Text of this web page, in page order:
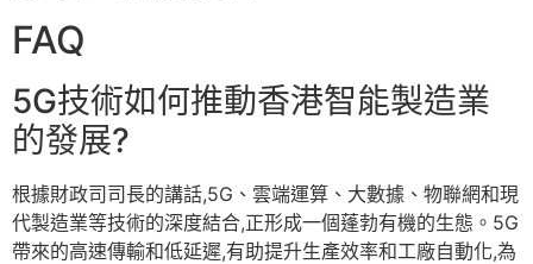
FAQ
5G技術如何推動香港智能製造業
的發展?
根據財政司司長的講話,5G、雲端運算、大數據、物聯網和現
代製造業等技術的深度結合,正形成一個蓬勃有機的生態。5G
帶來的高速傳輸和低延遲,有助提升生產效率和工廠自動化,為